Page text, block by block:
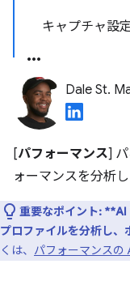
キャプチャ設
Dale St.
[パフォーマンス]
ォーマンスを分析し
重要なポイント: **AI
プロファイルを分析し、
くは、 パフォーマンスの